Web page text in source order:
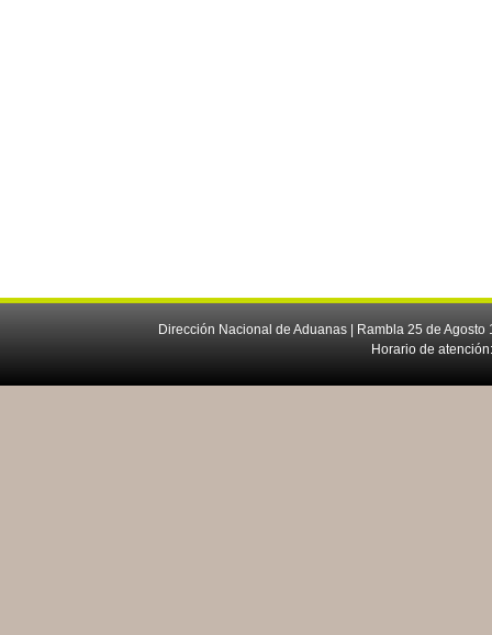
Dirección Nacional de Aduanas | Rambla 25 de
Horario de